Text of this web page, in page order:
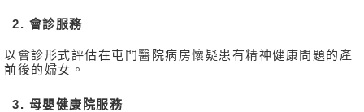
2. 會診服務
以會診形式評估在屯門醫院病房懷疑患有精神健康問題的產
前後的婦女。
3. 母嬰健康院服務